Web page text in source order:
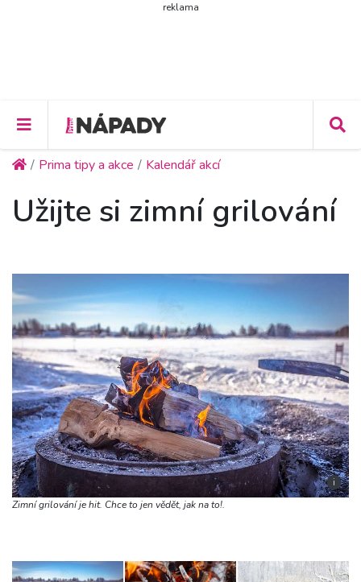
reklama
Prima tipy a akce Kalendář akcí
Užijte si zimní grilování
i
Zimní grilování je hit. Chce to jen vědět, jak na to!.